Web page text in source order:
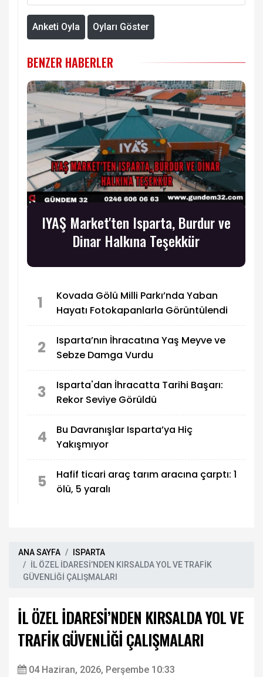
Anketi Oyla Oyları Göster
BENZER HABERLER
IYAŞ Market'ten Isparta, Burdur ve
Dinar Halkına Teşekkür
1
Kovada Gölü Milli Parkı’nda Yaban
Hayatı Fotokapanlarla Görüntülendi
2
Isparta’nın İhracatına Yaş Meyve ve
Sebze Damga Vurdu
3
Isparta'dan İhracatta Tarihi Başarı:
Rekor Seviye Görüldü
4
Bu Davranışlar Isparta’ya Hiç
Yakışmıyor
5
Hafif ticari araç tarım aracına çarptı: 1
ölü, 5 yaralı
ANA SAYFA
ISPARTA
İL ÖZEL İDARESİ’NDEN KIRSALDA YOL VE TRAFİK
GÜVENLİĞİ ÇALIŞMALARI
İL ÖZEL İDARESİ’NDEN KIRSALDA YOL VE
TRAFİK GÜVENLİĞİ ÇALIŞMALARI
04 Haziran, 2026, Perşembe 10:33